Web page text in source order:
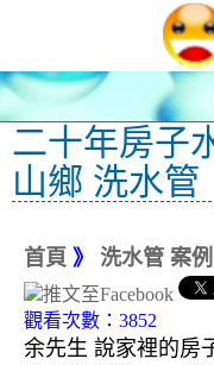
二十年房子
山鄉 洗水管
首頁 》 洗水管 案例
觀看次數：3852
余先生 說家裡的房